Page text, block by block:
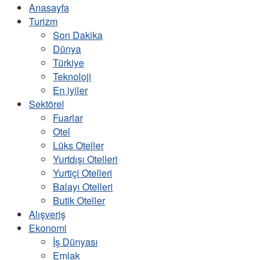
Anasayfa
Turizm
Son Dakika
Dünya
Türkiye
Teknoloji
En iyiler
Sektörel
Fuarlar
Otel
Lüks Oteller
Yurtdışı Otelleri
Yurtiçi Otelleri
Balayı Otelleri
Butik Oteller
Alışveriş
Ekonomi
İş Dünyası
Emlak